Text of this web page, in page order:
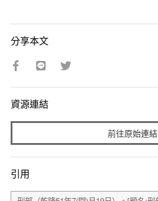
分享本文
資源連結
前往原始連結
引用